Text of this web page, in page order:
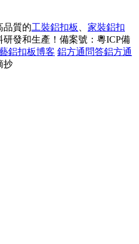
品質的工裝鋁扣板
家裝鋁扣
研發和生產！ 備案號：粵ICP備
鋁扣板博客 鋁方通問答鋁方通
抄